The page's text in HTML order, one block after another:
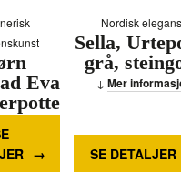
Eva
Ø15,5
Gul
Nordisk
Sella,
grå,
SE DETALJER
Mer